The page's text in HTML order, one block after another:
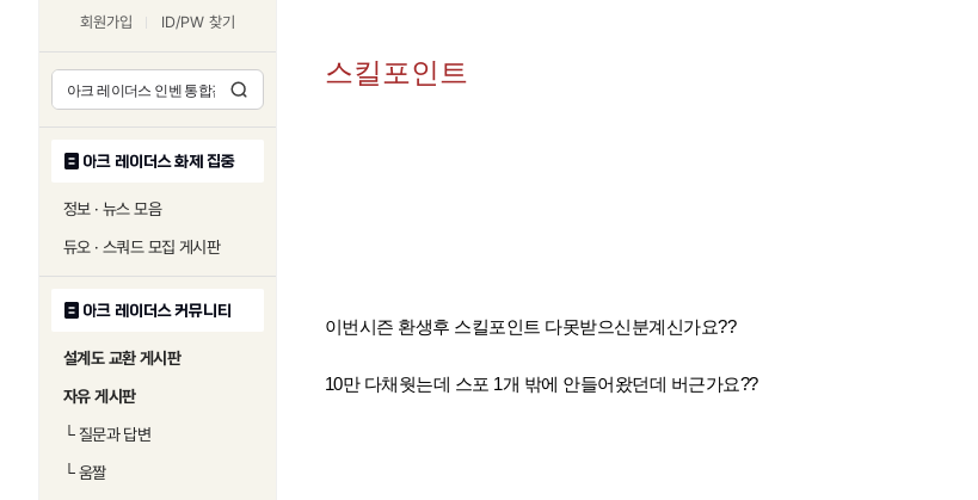
회원가입 ID/PW 찾기
아크 레이더스 화제 집중
정보 · 뉴스 모음
듀오 · 스쿼드 모집 게시판
아크 레이더스 커뮤니티
설계도 교환 게시판
자유 게시판
└질문과 답변
└움짤
스킬포인트
이번시즌 환생후 스킬포인트 다못받으신분계신가요??
10만 다채웟는데 스포 1개 밖에 안들어왔던데 버근가요??